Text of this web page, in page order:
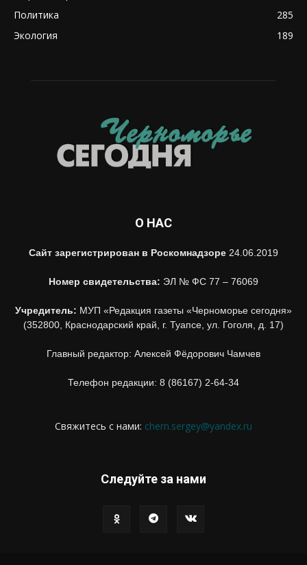
Политика
285
Экология
189
О НАС
Сайт зарегистрирован в Роскомнадзоре 24.06.2019
Номер свидетельства: ЭЛ № ФС 77 – 76069
Учредитель: МУП «Редакция газеты «Черноморье сегодня»
(352800, Краснодарский край, г. Туапсе, ул. Гоголя, д. 17)
Главный редактор: Алексей Фёдорович Чамчев
Телефон редакции: 8 (86167) 2-64-34
Свяжитесь с нами: chern.sergey@yandex.ru
Следуйте за нами